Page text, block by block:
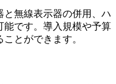
無線表示器の併用、ハ
能です。導入規模や予算
とができます。